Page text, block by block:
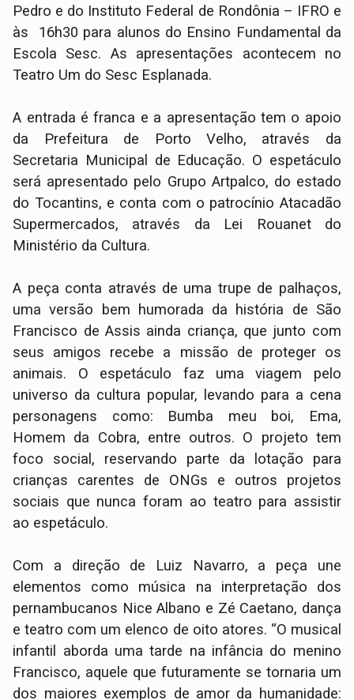
Pedro e do Instituto Federal de Rondônia – IFRO e
às 16h30 para alunos do Ensino Fundamental da
Escola Sesc. As apresentações acontecem no
Teatro Um do Sesc Esplanada.
A entrada é franca e a apresentação tem o apoio
da Prefeitura de Porto Velho, através da
Secretaria Municipal de Educação. O espetáculo
será apresentado pelo Grupo Artpalco, do estado
do Tocantins, e conta com o patrocínio Atacadão
Supermercados, através da Lei Rouanet do
Ministério da Cultura.
A peça conta através de uma trupe de palhaços,
uma versão bem humorada da história de São
Francisco de Assis ainda criança, que junto com
seus amigos recebe a missão de proteger os
animais. O espetáculo faz uma viagem pelo
universo da cultura popular, levando para a cena
personagens como: Bumba meu boi, Ema,
Homem da Cobra, entre outros. O projeto tem
foco social, reservando parte da lotação para
crianças carentes de ONGs e outros projetos
sociais que nunca foram ao teatro para assistir
ao espetáculo.
Com a direção de Luiz Navarro, a peça une
elementos como música na interpretação dos
pernambucanos Nice Albano e Zé Caetano, dança
e teatro com um elenco de oito atores. “O musical
infantil aborda uma tarde na infância do menino
Francisco, aquele que futuramente se tornaria um
dos maiores exemplos de amor da humanidade: